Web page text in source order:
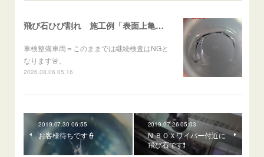
飛び石ひび割れ 施工例「表面上亀裂・ダメージクラック」ステラ
車検整備車両＝このままでは継続検査はNGと
なります🚨。
2026.08.06 05:16
2019.07.30 06:55
お客様待ちです👮
2019.07.26 05:03
N ＢＯＸワイパー付近に
飛び石です❗